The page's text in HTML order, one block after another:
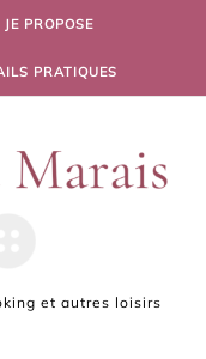
JE PROPOSE
PRATIQUES
et autres loisirs